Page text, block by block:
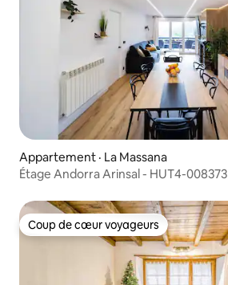
Appartement · La Massana
Étage Andorra Arinsal - HUT4-008373
Coup de cœur voyageurs
Coup de cœur voyageurs